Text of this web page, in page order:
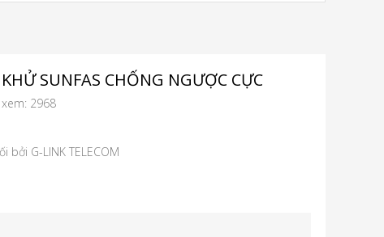
SUNFAS CHỐNG NGƯỢC CỰC
2968
bởi G-LINK TELECOM